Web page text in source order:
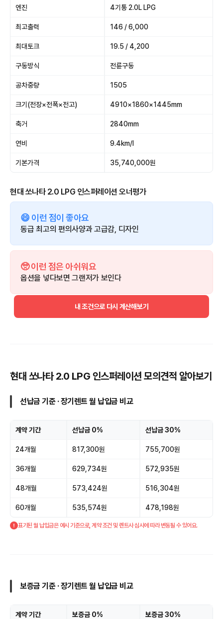
엔진 4기통 2.0L LPG
최고출력 146 / 6,000
최대토크 19.5 / 4,200
구동방식 전륜구동
공차중량 1505
크기(전장×전폭×전고) 4910×1860×1445mm
축거 2840mm
연비 9.4km/l
기본가격 35,740,000원
현대 쏘나타 2.0 LPG 인스퍼레이션 오너평가
😄 이런 점이 좋아요
동급 최고의 편의사양과 고급감, 디자인
🥺 이런 점은 아쉬워요
옵션을 넣다보면 그랜저가 보인다
내 조건으로 다시 계산해보기
현대 쏘나타 2.0 LPG 인스퍼레이션 모의견적 알아보기
선납금 기준 · 장기렌트 월 납입금 비교
계약 기간 선납금 0% 선납금 30%
24개월 817,300원 755,700원
36개월 629,734원 572,935원
48개월 573,424원 516,304원
60개월 535,574원 478,198원
표기된 월 납입금은 예시 기준으로, 계약 조건 및 렌트사 심사에 따라 변동될 수 있어요.
보증금 기준 · 장기렌트 월 납입금 비교
계약 기간 보증금 0% 보증금 30%